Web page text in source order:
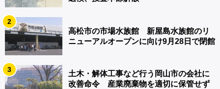
2
高松市の市場水族館 新屋島水族館のリ
ニューアルオープンに向け9月28日で閉館
3
土木・解体工事など行う岡山市の会社に
改善命令 産業廃棄物を適切に保管せず